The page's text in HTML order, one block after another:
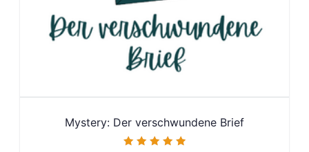
Mystery: Der verschwundene Brief